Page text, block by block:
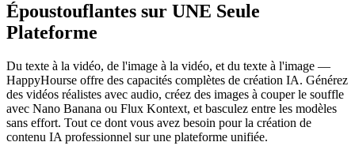
Époustouflantes sur UNE Seule
Plateforme
Du texte à la vidéo, de l'image à la vidéo, et du texte à l'image —
HappyHourse offre des capacités complètes de création IA. Générez
des vidéos réalistes avec audio, créez des images à couper le souffle
avec Nano Banana ou Flux Kontext, et basculez entre les modèles
sans effort. Tout ce dont vous avez besoin pour la création de
contenu IA professionnel sur une plateforme unifiée.